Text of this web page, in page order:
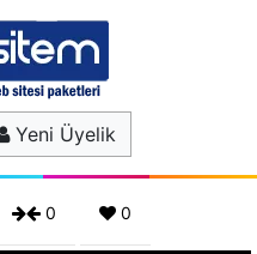
Yeni Üyelik
0 0